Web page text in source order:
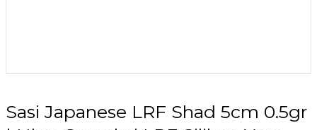
Sasi Japanese LRF Shad 5cm 0.5gr